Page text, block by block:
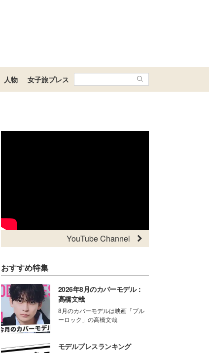
人物 女子旅プレス
YouTube Channel
おすすめ特集
2026年8月のカバーモデル：
高橋文哉
8月のカバーモデルは映画「ブル
ーロック」の高橋文哉
モデルプレスランキング